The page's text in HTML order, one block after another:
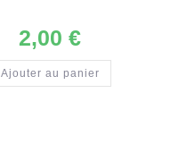
2,00 €
Ajouter au panier